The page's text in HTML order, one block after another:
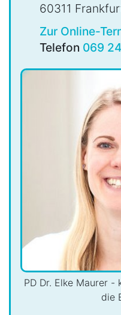
60311
Zur Online-
Telefon 069
PD Dr. Elke Maurer
die